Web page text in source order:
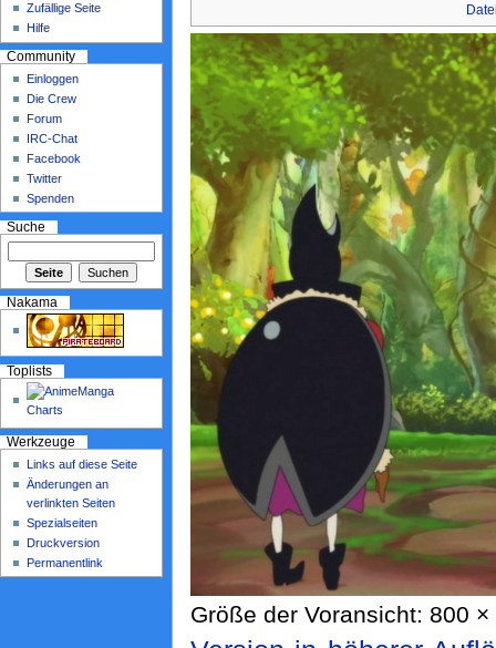
Größe der Voransicht: 800
Zufällige Seite
Hilfe
Community
Einloggen
Die Crew
Forum
IRC-Chat
Facebook
Twitter
Spenden
Suche
Nakama
Toplists
Werkzeuge
Links auf diese Seite
Änderungen an
verlinkten Seiten
Spezialseiten
Druckversion
Permanentlink